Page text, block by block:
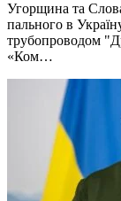
Угорщина та
пального в
трубопроводом
«Ком…